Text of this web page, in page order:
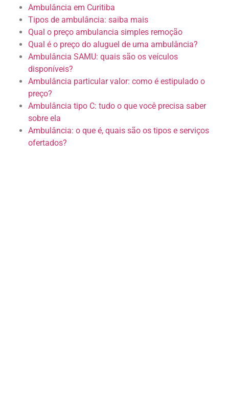
Ambulância em Curitiba
Tipos de ambulância: saiba mais
Qual o preço ambulancia simples remoção
Qual é o preço do aluguel de uma ambulância?
Ambulância SAMU: quais são os veículos
disponíveis?
Ambulância particular valor: como é estipulado o
preço?
Ambulância tipo C: tudo o que você precisa saber
sobre ela
Ambulância: o que é, quais são os tipos e serviços
ofertados?